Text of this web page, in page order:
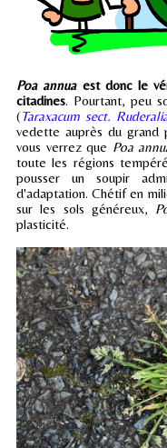
Poa annuaest donc le
citadines. Pourtant, peu
(Taraxacum sect.
vedette auprès du grand
vous verrez que Poa
toute les régions
pousser un soupir
d'adaptation. Chétif en
sur les sols généreux,
plasticité.